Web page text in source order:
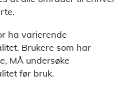
ha varierende
Brukere som har
MÅ undersøke
før bruk.